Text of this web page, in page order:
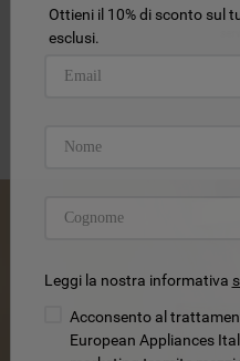
Ottieni il 10% di sconto sul
esclusi.
Leggi la nostra informativa
Acconsento al
European Appliances